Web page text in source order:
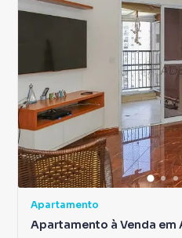
Apartamento
Apartamento à Venda em